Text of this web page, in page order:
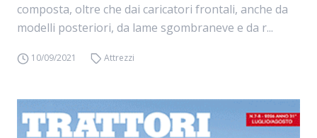
composta, oltre che dai caricatori frontali, anche da
modelli posteriori, da lame sgombraneve e da r...
10/09/2021 Attrezzi